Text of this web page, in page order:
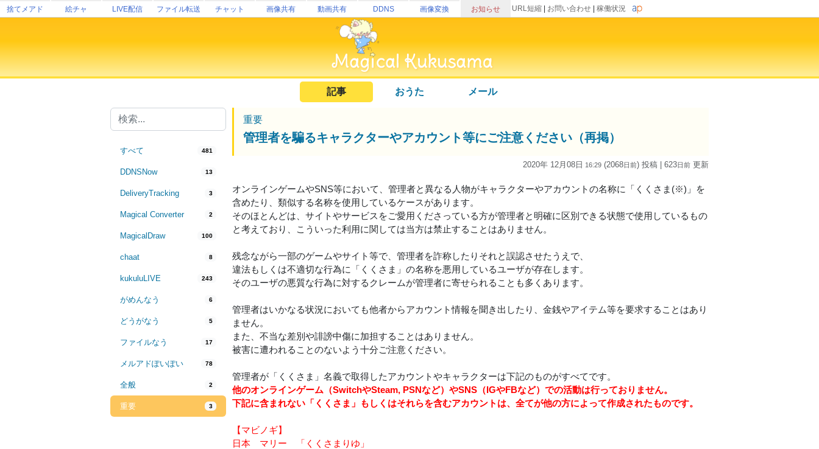
捨てメアド 絵チャ LIVE配信 ファイル転送 チャット 画像共有 動画共有 DDNS 画像変換 お知らせ URL短縮 お問い合わせ 稼働状況
記事 おうた メール
すべて 481
DDNSNow 13
DeliveryTracking 3
Magical Converter 2
MagicalDraw 100
chaat 8
kukuluLIVE 243
がめんなう 6
どうがなう 5
ファイルなう 17
メルアドぽいぽい 78
全般 2
重要 3
重要
管理者を騙るキャラクターやアカウント等にご注意ください（再掲）
2020年 12月08日 16:29 (2068日前) 投稿 | 623日前 更新
オンラインゲームやSNS等において、管理者と異なる人物がキャラクターやアカウントの名称に「くくさま(※)」を
含めたり、類似する名称を使用しているケースがあります。
そのほとんどは、サイトやサービスをご愛用くださっている方が管理者と明確に区別できる状態で使用しているもの
と考えており、こういった利用に関しては当方は禁止することはありません。
残念ながら一部のゲームやサイト等で、管理者を詐称したりそれと誤認させたうえで、
違法もしくは不適切な行為に「くくさま」の名称を悪用しているユーザが存在します。
そのユーザの悪質な行為に対するクレームが管理者に寄せられることも多くあります。
管理者はいかなる状況においても他者からアカウント情報を聞き出したり、金銭やアイテム等を要求することはあり
ません。
また、不当な差別や誹謗中傷に加担することはありません。
被害に遭われることのないよう十分ご注意ください。
管理者が「くくさま」名義で取得したアカウントやキャラクターは下記のものがすべてです。
他のオンラインゲーム（SwitchやSteam, PSNなど）やSNS（IGやFBなど）での活動は行っておりません。
下記に含まれない「くくさま」もしくはそれらを含むアカウントは、全てが他の方によって作成されたものです。
【マビノギ】
日本 マリー 「くくさまりゆ」